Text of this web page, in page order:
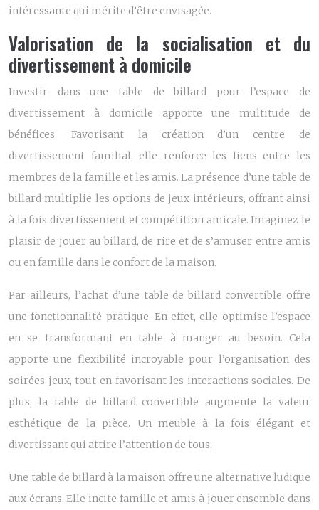
intéressante qui mérite d’être envisagée.
Valorisation de la socialisation et du
divertissement à domicile
Investir dans une table de billard pour l’espace de
divertissement à domicile apporte une multitude de
bénéfices. Favorisant la création d’un centre de
divertissement familial, elle renforce les liens entre les
membres de la famille et les amis. La présence d’une table de
billard multiplie les options de jeux intérieurs, offrant ainsi
à la fois divertissement et compétition amicale. Imaginez le
plaisir de jouer au billard, de rire et de s’amuser entre amis
ou en famille dans le confort de la maison.
Par ailleurs, l’achat d’une table de billard convertible offre
une fonctionnalité pratique. En effet, elle optimise l’espace
en se transformant en table à manger au besoin. Cela
apporte une flexibilité incroyable pour l’organisation des
soirées jeux, tout en favorisant les interactions sociales. De
plus, la table de billard convertible augmente la valeur
esthétique de la pièce. Un meuble à la fois élégant et
divertissant qui attire l’attention de tous.
Une table de billard à la maison offre une alternative ludique
aux écrans. Elle incite famille et amis à jouer ensemble dans